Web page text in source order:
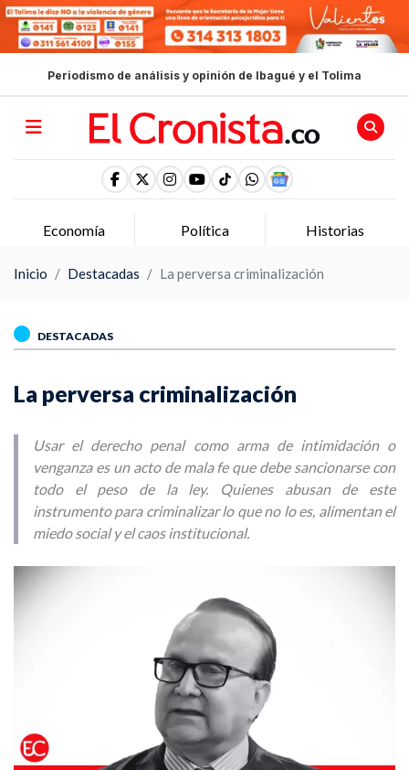
Periodismo de análisis y opinión de Ibagué y el Tolima
Economía Política Historias
Inicio Destacadas La perversa criminalización
DESTACADAS
La perversa criminalización
Usar el derecho penal como arma de intimidación o
venganza es un acto de mala fe que debe sancionarse con
todo el peso de la ley. Quienes abusan de este
instrumento para criminalizar lo que no lo es, alimentan el
miedo social y el caos institucional.